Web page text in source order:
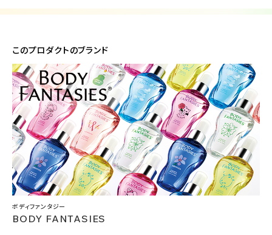
このプロダクトのブランド
ボディファンタジー
BODY FANTASIES